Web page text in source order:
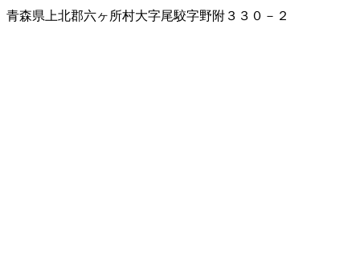
青森県上北郡六ヶ所村大字尾駮字野附３３０－２